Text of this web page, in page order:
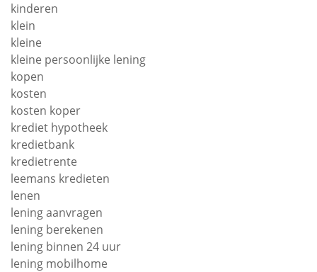
kinderen
klein
kleine
kleine persoonlijke lening
kopen
kosten
kosten koper
krediet hypotheek
kredietbank
kredietrente
leemans kredieten
lenen
lening aanvragen
lening berekenen
lening binnen 24 uur
lening mobilhome